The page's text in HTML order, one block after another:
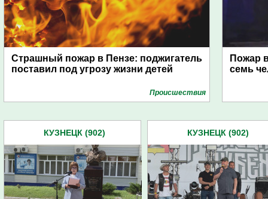
Страшный пожар в Пензе: поджигатель
поставил под угрозу жизни детей
Проиcшествия
Пожар
семь
КУЗНЕЦК (902) КУЗНЕЦК (902)